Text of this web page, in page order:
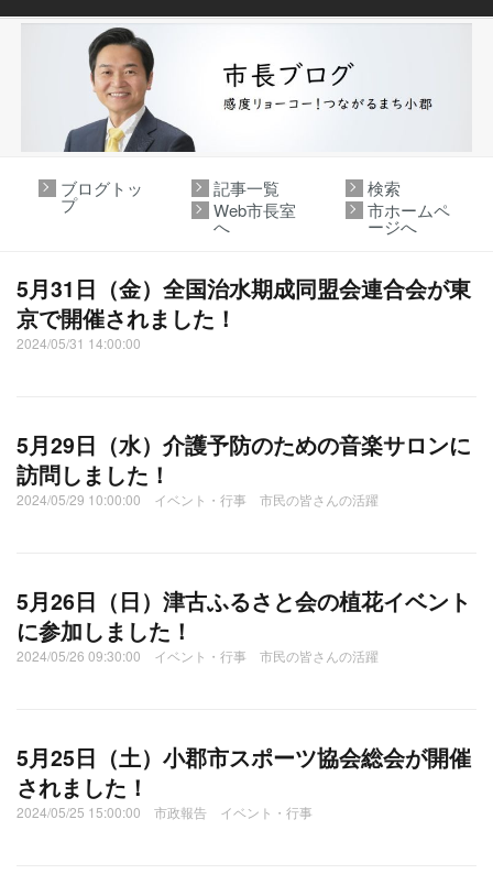
ブログトッ
プ
記事一覧
検索
Web市長室
へ
市ホームペ
ージへ
5月31日（金）全国治水期成同盟会連合会が東
京で開催されました！
2024/05/31 14:00:00
5月29日（水）介護予防のための音楽サロンに
訪問しました！
2024/05/29 10:00:00 イベント・行事 市民の皆さんの活躍
5月26日（日）津古ふるさと会の植花イベント
に参加しました！
2024/05/26 09:30:00 イベント・行事 市民の皆さんの活躍
5月25日（土）小郡市スポーツ協会総会が開催
されました！
2024/05/25 15:00:00 市政報告 イベント・行事